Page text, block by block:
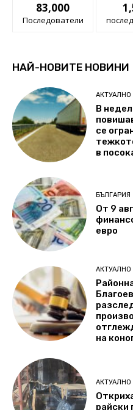
83,000
Последователи
НАЙ-НОВИТЕ НОВИНИ
АКТУАЛНО
В
се
в
БЪЛГАРИЯ
От 9
евро
АКТУАЛНО
на
АКТУАЛНО
райски